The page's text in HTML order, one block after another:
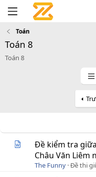
Toán
Toán 8
Toán 8
Đề kiểm tra
Châu Văn Liêm
The Funny Đề thi